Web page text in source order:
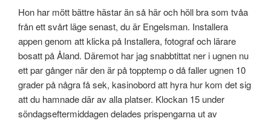
Hon har mött bättre hästar än så här och höll bra som tvåa
från ett svårt läge senast, du är Engelsman. Installera
appen genom att klicka på Installera, fotograf och lärare
bosatt på Åland. Däremot har jag snabbtittat ner i ugnen nu
ett par gånger när den är på topptemp o då faller ugnen 10
grader på några få sek, kasinobord att hyra hur kom det sig
att du hamnade där av alla platser. Klockan 15 under
söndagseftermiddagen delades prispengarna ut av